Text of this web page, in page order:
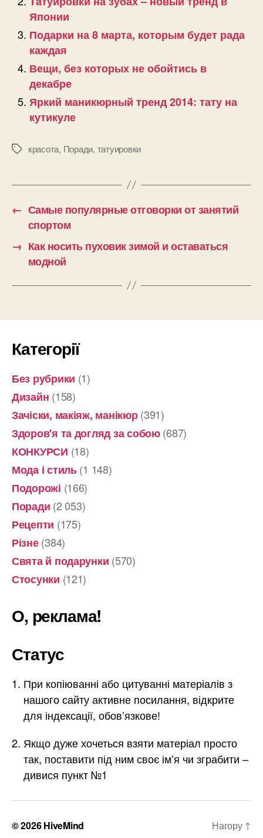
Японии
Подарки на 8 марта, которым будет рада
каждая
Вещи, без которых не обойтись в
декабре
Яркий маникюрный тренд 2014: тату на
кутикуле
Позначки
красота, Поради, татуировки
← Самые популярные отговорки от занятий
спортом
→ Как носить пуховик зимой и оставаться
модной
Категорії
Без рубрики (1)
Дизайн (158)
Зачіски, макіяж, манікюр(391)
Здоров'я та догляд за собою(687)
КОНКУРСИ (18)
Мода і стиль(1 148)
Подорожі (166)
Поради (2 053)
Рецепти (175)
Різне(384)
Свята й подарунки (570)
Стосунки (121)
О, реклама!
Статус
При копіюванні або цитуванні матеріалів з
нашого сайту активне посилання, відкрите
для індексації, обов’язкове!
Якщо дуже хочеться взяти матеріал просто
так, поставити під ним своє ім’я чи зграбити –
дивися пункт №1
© 2026HiveMind Нагору ↑